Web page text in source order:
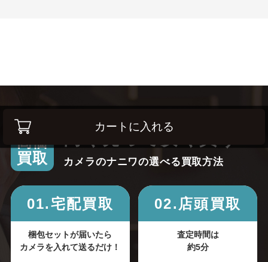
カートに入れる
高価
買取
高く売って安く買う！
カメラのナニワの選べる買取方法
01.宅配買取
梱包セットが届いたら
カメラを入れて送るだけ！
02.店頭買取
査定時間は
約5分